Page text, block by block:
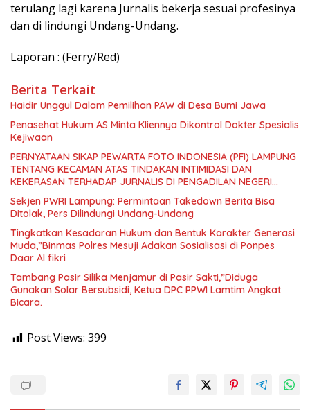
terulang lagi karena Jurnalis bekerja sesuai profesinya
dan di lindungi Undang-Undang.
Laporan : (Ferry/Red)
Berita Terkait
Haidir Unggul Dalam Pemilihan PAW di Desa Bumi Jawa
Penasehat Hukum AS Minta Kliennya Dikontrol Dokter Spesialis
Kejiwaan
PERNYATAAN SIKAP PEWARTA FOTO INDONESIA (PFI) LAMPUNG
TENTANG KECAMAN ATAS TINDAKAN INTIMIDASI DAN
KEKERASAN TERHADAP JURNALIS DI PENGADILAN NEGERI
TANJUNG KARANG.
Sekjen PWRI Lampung: Permintaan Takedown Berita Bisa
Ditolak, Pers Dilindungi Undang-Undang
Tingkatkan Kesadaran Hukum dan Bentuk Karakter Generasi
Muda,”Binmas Polres Mesuji Adakan Sosialisasi di Ponpes
Daar Al fikri
Tambang Pasir Silika Menjamur di Pasir Sakti,”Diduga
Gunakan Solar Bersubsidi, Ketua DPC PPWI Lamtim Angkat
Bicara.
Post Views: 399